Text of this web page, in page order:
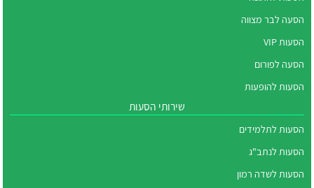
הסעה לבר מצווה
הסעות VIP
הסעה לפורום
הסעות להופעות
שירותי הסעות
הסעות לתלמידים
הסעות לנתב"ג
הסעות לשדה רמון